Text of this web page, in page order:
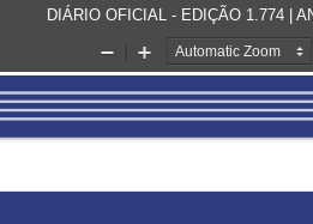
DIÁRIO OFICIAL - EDIÇÃO 1.774 |